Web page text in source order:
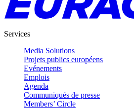
Services
Media Solutions
Projets publics européens
Evénements
Emplois
Agenda
Communiqués de presse
Members’ Circle